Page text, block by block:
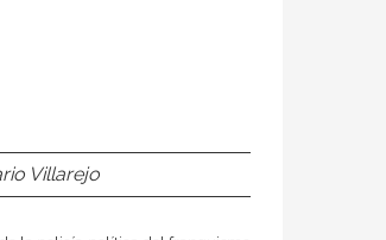
Villarejo